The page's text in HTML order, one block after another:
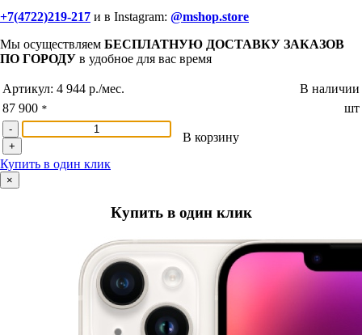
+7(4722)219-217 и в Instagram: @mshop.store
Мы осуществляем БЕСПЛАТНУЮ ДОСТАВКУ ЗАКАЗОВ
ПО ГОРОДУ в удобное для вас время
Артикул: 4 944 р./мес.
В наличии
87 900 * шт
-
+
В корзину
Купить в один клик
×
Купить в один клик